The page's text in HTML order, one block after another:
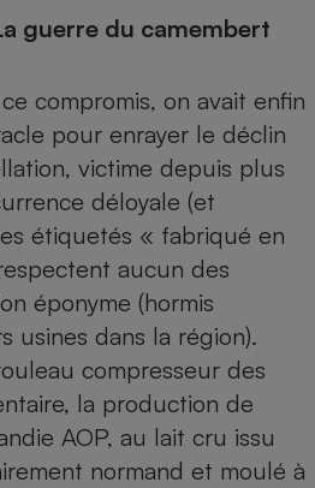
guerre du camembert
compromis, on avait enfin
pour enrayer le déclin
victime depuis plus
déloyale (et
étiquetés « fabriqué en
aucun des
éponyme (hormis
usines dans la région).
compresseur des
la production de
AOP, au lait cru issu
normand et moulé à